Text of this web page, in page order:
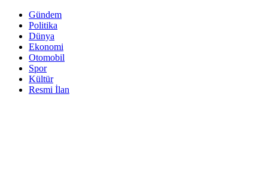
Gündem
Politika
Dünya
Ekonomi
Otomobil
Spor
Kültür
Resmi İlan